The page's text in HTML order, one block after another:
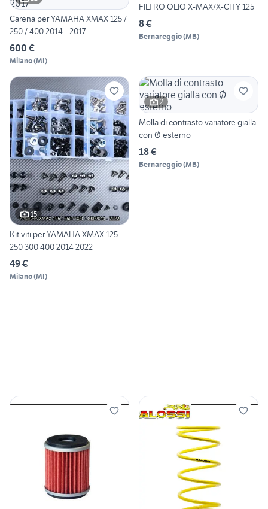
Carena per YAMAHA XMAX 125 /
250 / 400 2014 - 2017
600 €
Milano(MI)
FILTRO OLIO X-MAX/X-CITY 125
8 €
Bernareggio(MB)
15
Kit viti per YAMAHA XMAX 125
250 300 400 2014 2022
49 €
Milano(MI)
2
Molla di contrasto variatore gialla
con Ø esterno
18 €
Bernareggio(MB)